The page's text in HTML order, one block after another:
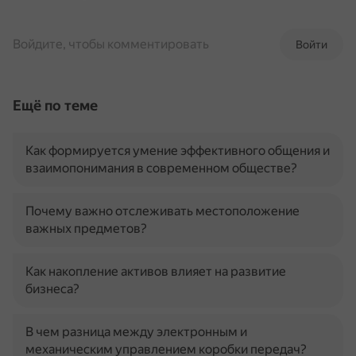
Войти
Войдите, чтобы комментировать
Ещё по теме
Как формируется умение эффективного общения и
взаимопонимания в современном обществе?
Почему важно отслеживать местоположение
важных предметов?
Как накопление активов влияет на развитие
бизнеса?
В чем разница между электронным и
механическим управлением коробки передач?